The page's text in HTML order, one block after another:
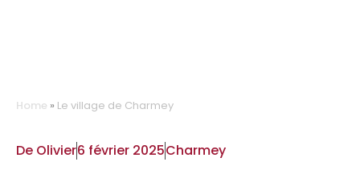
Home » Le village de Charmey
De Olivier6 février 2025Charmey